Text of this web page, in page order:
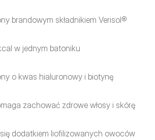
brandowym składnikiem Verisol®
w jednym batoniku
o kwas hialuronowy i biotynę
zachować zdrowe włosy i skórę
dodatkiem liofilizowanych owoców